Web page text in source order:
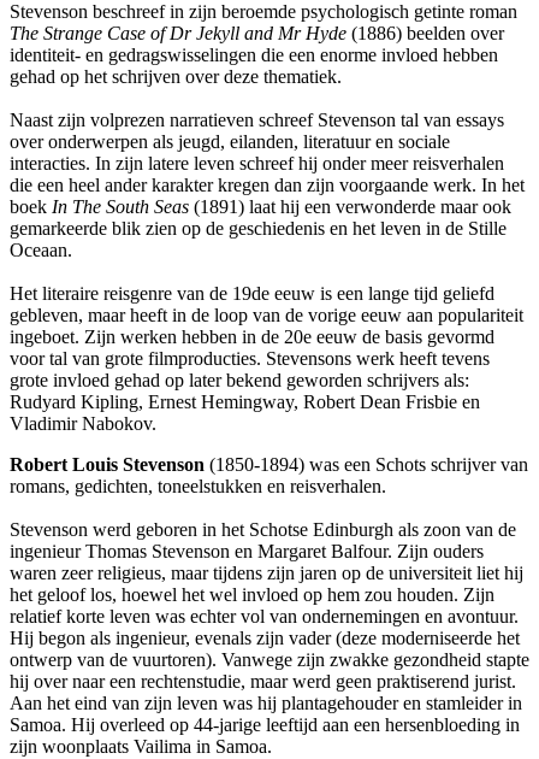
Stevenson beschreef in zijn beroemde psychologisch getinte roman
The Strange Case of Dr Jekyll and Mr Hyde (1886) beelden over
identiteit- en gedragswisselingen die een enorme invloed hebben
gehad op het schrijven over deze thematiek.
Naast zijn volprezen narratieven schreef Stevenson tal van essays
over onderwerpen als jeugd, eilanden, literatuur en sociale
interacties. In zijn latere leven schreef hij onder meer reisverhalen
die een heel ander karakter kregen dan zijn voorgaande werk. In het
boek In The South Seas (1891) laat hij een verwonderde maar ook
gemarkeerde blik zien op de geschiedenis en het leven in de Stille
Oceaan.
Het literaire reisgenre van de 19de eeuw is een lange tijd geliefd
gebleven, maar heeft in de loop van de vorige eeuw aan populariteit
ingeboet. Zijn werken hebben in de 20e eeuw de basis gevormd
voor tal van grote filmproducties. Stevensons werk heeft tevens
grote invloed gehad op later bekend geworden schrijvers als:
Rudyard Kipling, Ernest Hemingway, Robert Dean Frisbie en
Vladimir Nabokov.
Robert Louis Stevenson (1850-1894) was een Schots schrijver van
romans, gedichten, toneelstukken en reisverhalen.
Stevenson werd geboren in het Schotse Edinburgh als zoon van de
ingenieur Thomas Stevenson en Margaret Balfour. Zijn ouders
waren zeer religieus, maar tijdens zijn jaren op de universiteit liet hij
het geloof los, hoewel het wel invloed op hem zou houden. Zijn
relatief korte leven was echter vol van ondernemingen en avontuur.
Hij begon als ingenieur, evenals zijn vader (deze moderniseerde het
ontwerp van de vuurtoren). Vanwege zijn zwakke gezondheid stapte
hij over naar een rechtenstudie, maar werd geen praktiserend jurist.
Aan het eind van zijn leven was hij plantagehouder en stamleider in
Samoa. Hij overleed op 44-jarige leeftijd aan een hersenbloeding in
zijn woonplaats Vailima in Samoa.